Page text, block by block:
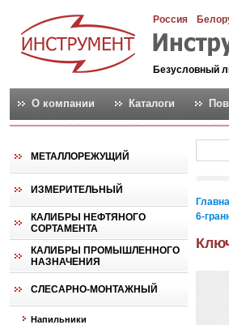
Россия
Безусловный
О компании Каталоги
МЕТАЛЛОРЕЖУЩИЙ
ИЗМЕРИТЕЛЬНЫЙ
КАЛИБРЫ НЕФТЯНОГО
СОРТАМЕНТА
КАЛИБРЫ ПРОМЫШЛЕННОГО
НАЗНАЧЕНИЯ
СЛЕСАРНО-МОНТАЖНЫЙ
Напильники
6-